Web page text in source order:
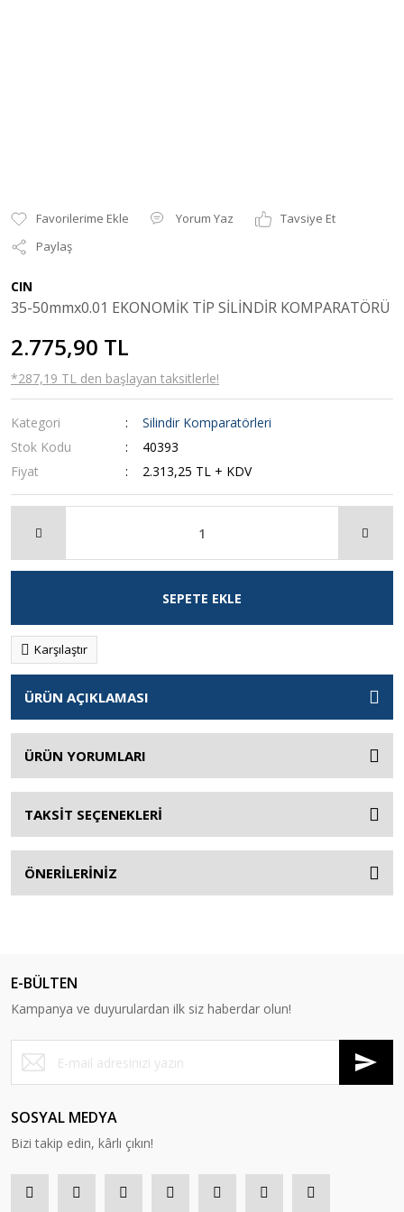
Yorum Yaz
Tavsiye Et
Paylaş
CIN
35-50mmx0.01 EKONOMİK TİP SİLİNDİR KOMPARATÖRÜ
2.775,90 TL
*287,19 TL den başlayan taksitlerle!
Kategori
Silindir Komparatörleri
Stok Kodu
40393
Fiyat
2.313,25 TL + KDV
SEPETE EKLE
Karşılaştır
ÜRÜN AÇIKLAMASI
ÜRÜN YORUMLARI
TAKSİT SEÇENEKLERİ
ÖNERİLERİNİZ
E-BÜLTEN
Kampanya ve duyurulardan ilk siz haberdar olun!
SOSYAL MEDYA
Bizi takip edin, kârlı çıkın!